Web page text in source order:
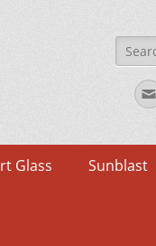
for:
Glass Sunblast